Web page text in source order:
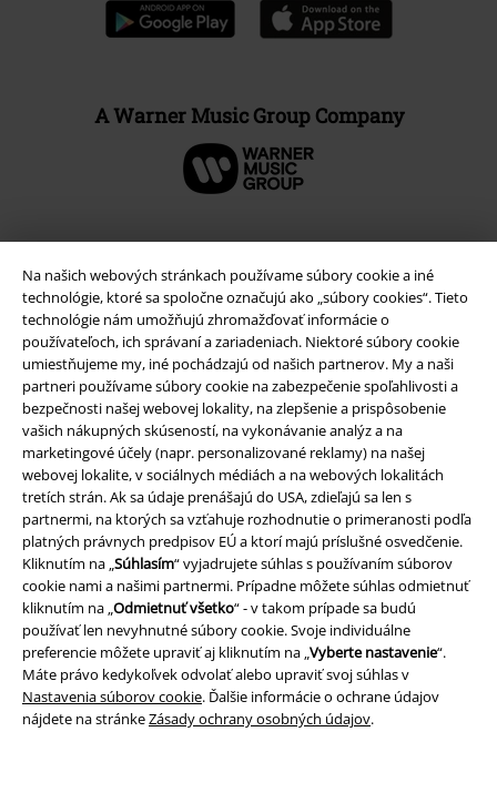
Na našich webových stránkach používame súbory cookie a iné
technológie, ktoré sa spoločne označujú ako „súbory cookies“. Tieto
technológie nám umožňujú zhromažďovať informácie o
používateľoch, ich správaní a zariadeniach. Niektoré súbory cookie
umiestňujeme my, iné pochádzajú od našich partnerov. My a naši
partneri používame súbory cookie na zabezpečenie spoľahlivosti a
bezpečnosti našej webovej lokality, na zlepšenie a prispôsobenie
vašich nákupných skúseností, na vykonávanie analýz a na
marketingové účely (napr. personalizované reklamy) na našej
webovej lokalite, v sociálnych médiách a na webových lokalitách
tretích strán. Ak sa údaje prenášajú do USA, zdieľajú sa len s
partnermi, na ktorých sa vzťahuje rozhodnutie o primeranosti podľa
platných právnych predpisov EÚ a ktorí majú príslušné osvedčenie.
Kliknutím na „Súhlasím“ vyjadrujete súhlas s používaním súborov
cookie nami a našimi partnermi. Prípadne môžete súhlas odmietnuť
kliknutím na „Odmietnuť všetko“ - v takom prípade sa budú
používať len nevyhnutné súbory cookie. Svoje individuálne
preferencie môžete upraviť aj kliknutím na „Vyberte nastavenie“.
Máte právo kedykoľvek odvolať alebo upraviť svoj súhlas v
Nastavenia súborov cookie. Ďalšie informácie o ochrane údajov
nájdete na stránkeZásady ochrany osobných údajov.
A Warner Music Group Company
Právne informácie
Podmienky
Imprint
Ochrana osobných údajov
Likvidácia odpadu a ochrana životného prostredia
Vyhlásenie o zhode
Informácie o prístupnosti